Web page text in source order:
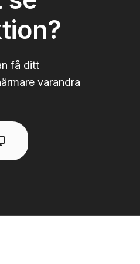
få ditt
varandra